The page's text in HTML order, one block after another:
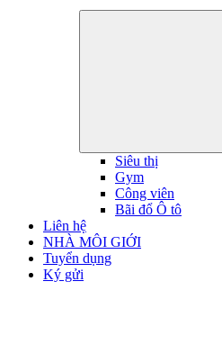
Siêu thị
Gym
Công viên
Bãi đổ Ô tô
Liên hệ
NHÀ MÔI GIỚI
Tuyển dụng
Ký gửi